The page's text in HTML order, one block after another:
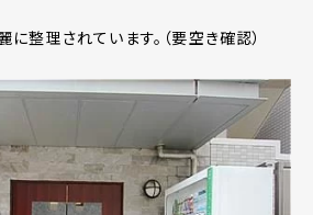
整理されています。（要空き確認）